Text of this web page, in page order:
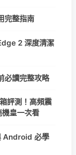
完整指南
2 深度清潔
必讀完整攻略
評測！高頻震
皇一次看
Android 必學